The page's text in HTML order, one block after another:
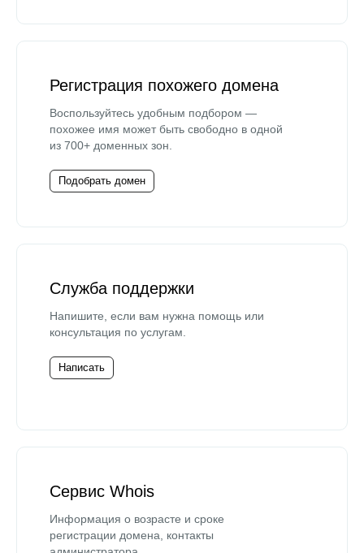
Регистрация похожего домена
Воспользуйтесь удобным подбором —
похожее имя может быть свободно в одной
из 700+ доменных зон.
Подобрать домен
Служба поддержки
Напишите, если вам нужна помощь или
консультация по услугам.
Написать
Сервис Whois
Информация о возрасте и сроке
регистрации домена, контакты